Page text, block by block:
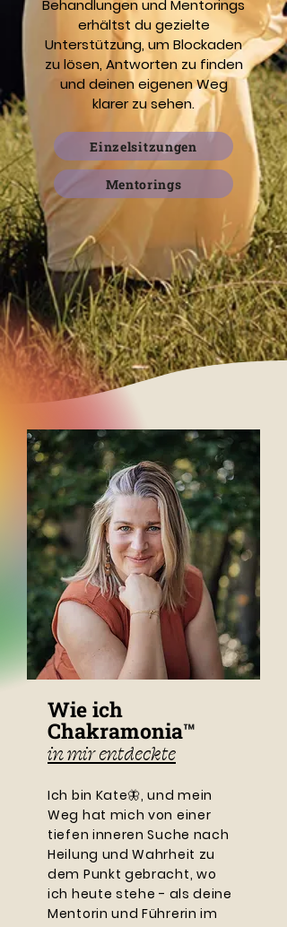
Behandlungen und Mentorings
erhältst du gezielte
Unterstützung, um Blockaden
zu lösen, Antworten zu finden
und deinen eigenen Weg
klarer zu sehen.
Einzelsitzungen
Mentorings
Wie ich
Chakramonia™
in mir entdeckte
Ich bin Kate🦋, und mein
Weg hat mich von einer
tiefen inneren Suche nach
Heilung und Wahrheit zu
dem Punkt gebracht, wo
ich heute stehe - als deine
Mentorin und Führerin im